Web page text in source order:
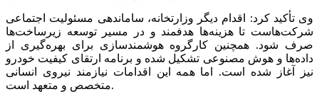
وی تأکید کرد: اقدام دیگر وزارتخانه، ساماندهی مسئولیت اجتماعی
شرکت‌هاست تا هزینه‌ها هدفمند و در مسیر توسعه زیرساخت‌ها
صرف شود. همچنین کارگروه هوشمندسازی برای بهره‌گیری از
داده‌ها و هوش مصنوعی تشکیل شده و برنامه ارتقای کیفیت خودرو
نیز آغاز شده است. اما همه این اقدامات نیازمند نیروی انسانی
متخصص و متعهد است.